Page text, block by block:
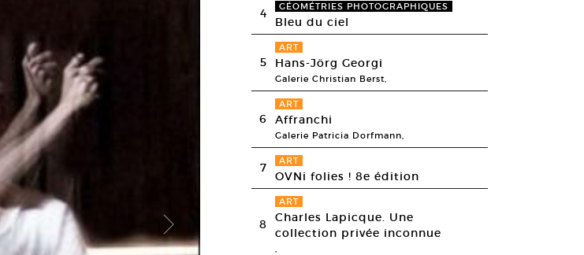
4 GÉOMÉTRIES PHOTOGRAPHIQUES
Bleu du ciel
5
ART
Hans-Jörg Georgi
Galerie Christian Berst,
6
ART
Affranchi
Galerie Patricia Dorfmann,
7 ART
OVNi folies ! 8e édition
8
ART
Charles Lapicque. Une
collection privée inconnue
,